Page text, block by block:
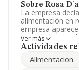
Sobre Rosa
La empresa
alimentación en
empresa
Sociedad
Ver más
Actividades
Alimentacion